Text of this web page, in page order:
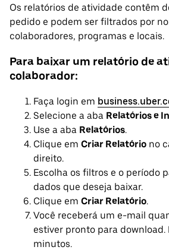
Os relatórios de atividade contêm
pedido e podem ser filtrados por
colaboradores, programas e locais.
Para baixar um relatório de
colaborador:
Faça login em
Selecione a aba Relatórios e
Use a aba Relatórios.
Clique em Criar Relatório no
direito.
Escolha os filtros e o período
dados que deseja baixar.
Clique em Criar Relatório.
Você receberá um e-mail
estiver pronto para download.
minutos.